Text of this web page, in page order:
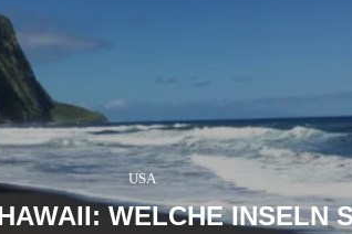
USA
WELCHE INSELN